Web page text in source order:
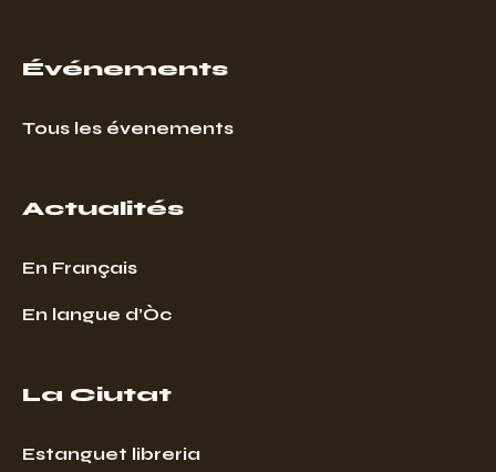
Événements
Tous les évenements
Actualités
En Français
En langue d’Òc
La Ciutat
Estanguet libreria